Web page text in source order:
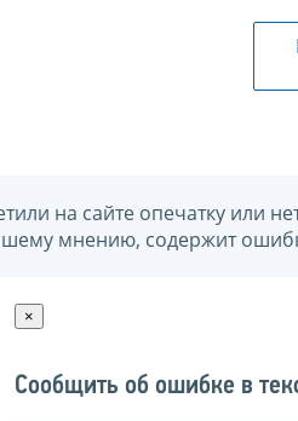
на сайте опечатку или
мнению, содержит
×
Сообщить об ошибке в